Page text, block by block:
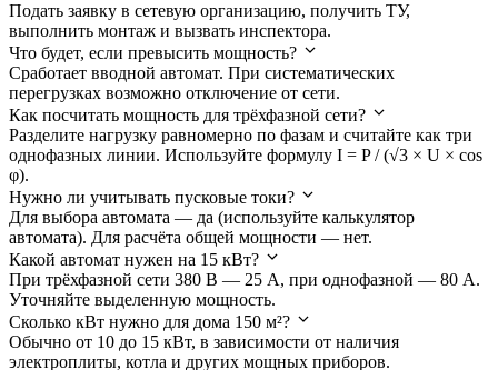
Подать заявку в сетевую организацию, получить ТУ,
выполнить монтаж и вызвать инспектора.
Что будет, если превысить мощность?
Сработает вводной автомат. При систематических
перегрузках возможно отключение от сети.
Как посчитать мощность для трёхфазной сети?
Разделите нагрузку равномерно по фазам и считайте как три
однофазных линии. Используйте формулу I = P / (√3 × U × cos
φ).
Нужно ли учитывать пусковые токи?
Для выбора автомата — да (используйте калькулятор
автомата). Для расчёта общей мощности — нет.
Какой автомат нужен на 15 кВт?
При трёхфазной сети 380 В — 25 А, при однофазной — 80 А.
Уточняйте выделенную мощность.
Сколько кВт нужно для дома 150 м²?
Обычно от 10 до 15 кВт, в зависимости от наличия
электроплиты, котла и других мощных приборов.